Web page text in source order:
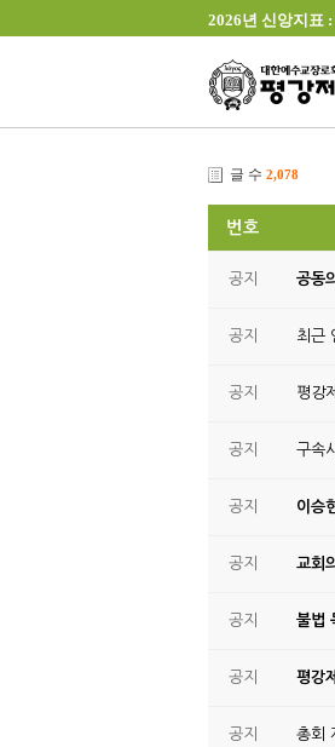
2026년 신앙지표 :
글 수 2,078
번호
공지 공동
공지 최근
공지 평강
공지 구속
공지 이승
공지 교회
공지 불법
공지 평강
공지 총회